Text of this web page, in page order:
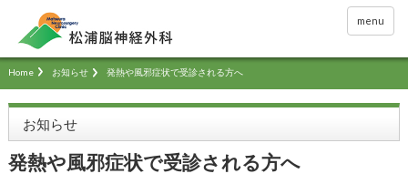
menu
Home お知らせ 発熱や風邪症状で受診される方へ
お知らせ
発熱や風邪症状で受診される方へ